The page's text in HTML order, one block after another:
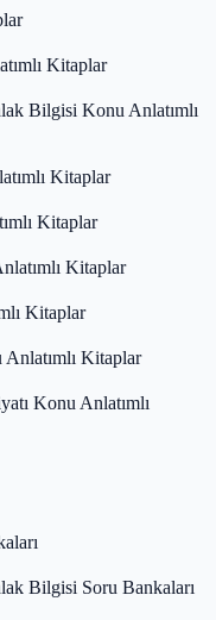
Kitaplar
Bilgisi Konu Anlatımlı
Kitaplar
Kitaplar
Kitaplar
Kitaplar
Anlatımlı Kitaplar
Konu Anlatımlı
Bilgisi Soru Bankaları